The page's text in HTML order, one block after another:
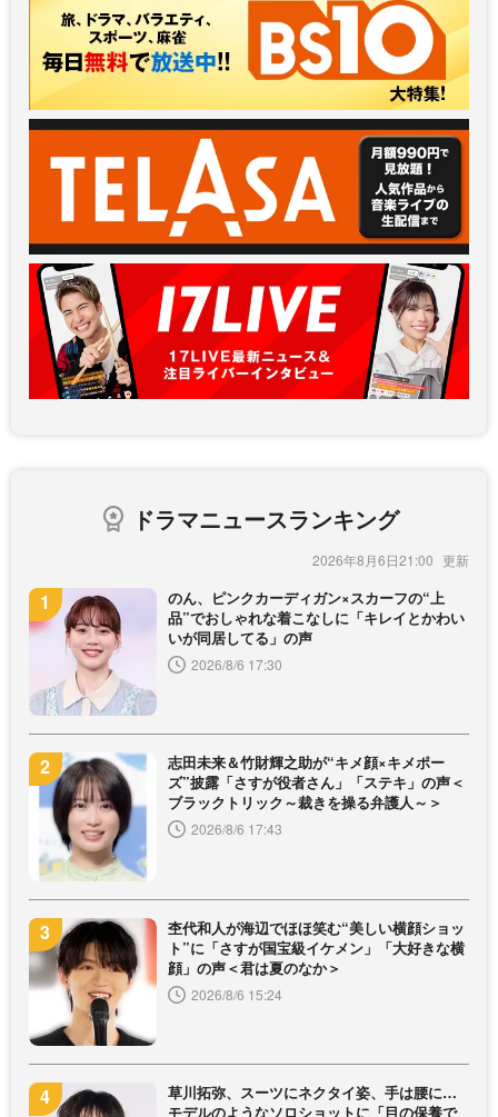
ドラマニュースランキング
2026年8月6日21:00
のん、ピンクカーディガン×スカーフの“上
品”でおしゃれな着こなしに「キレイとかわい
いが同居してる」の声
2026/8/6 17:30
志田未来＆竹財輝之助が“キメ顔×キメポー
ズ”披露「さすが役者さん」「ステキ」の声＜
ブラックトリック～裁きを操る弁護人～＞
2026/8/6 17:43
杢代和人が海辺でほほ笑む“美しい横顔ショッ
ト”に「さすが国宝級イケメン」「大好きな横
顔」の声＜君は夏のなか＞
2026/8/6 15:24
草川拓弥、スーツにネクタイ姿、手は腰に…
モデルのようなソロショットに「目の保養で